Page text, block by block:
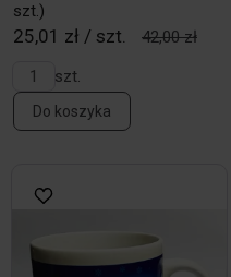
szt.)
25,01 zł / szt.
42,00 zł
szt.
Do koszyka